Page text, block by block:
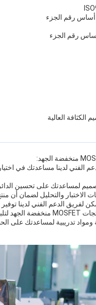
أساس رقم الجزء
أساس رقم الجزء